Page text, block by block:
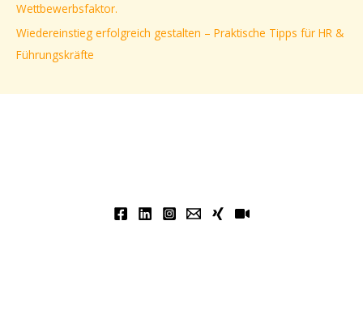
Wettbewerbsfaktor.
Wiedereinstieg erfolgreich gestalten – Praktische Tipps für HR &
Führungskräfte